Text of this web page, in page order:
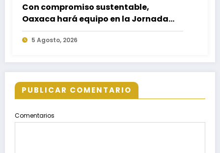
Con compromiso sustentable,
Oaxaca hará equipo en la Jornada
Nacional de Reforestación 2026
5 Agosto, 2026
PUBLICAR COMENTARIO
Comentarios